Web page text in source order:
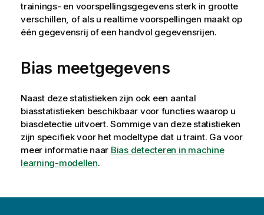
trainings- en voorspellingsgegevens sterk in grootte
verschillen, of als u realtime voorspellingen maakt op
één gegevensrij of een handvol gegevensrijen.
Bias meetgegevens
Naast deze statistieken zijn ook een aantal
biasstatistieken beschikbaar voor functies waarop u
biasdetectie uitvoert. Sommige van deze statistieken
zijn specifiek voor het modeltype dat u traint. Ga voor
meer informatie naar Bias detecteren in machine
learning-modellen.